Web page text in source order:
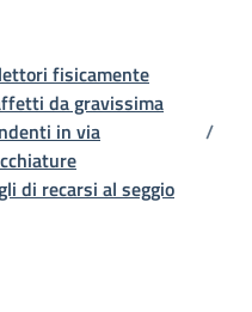
fisicamente
da gravissima
in via
di recarsi al seggio
/